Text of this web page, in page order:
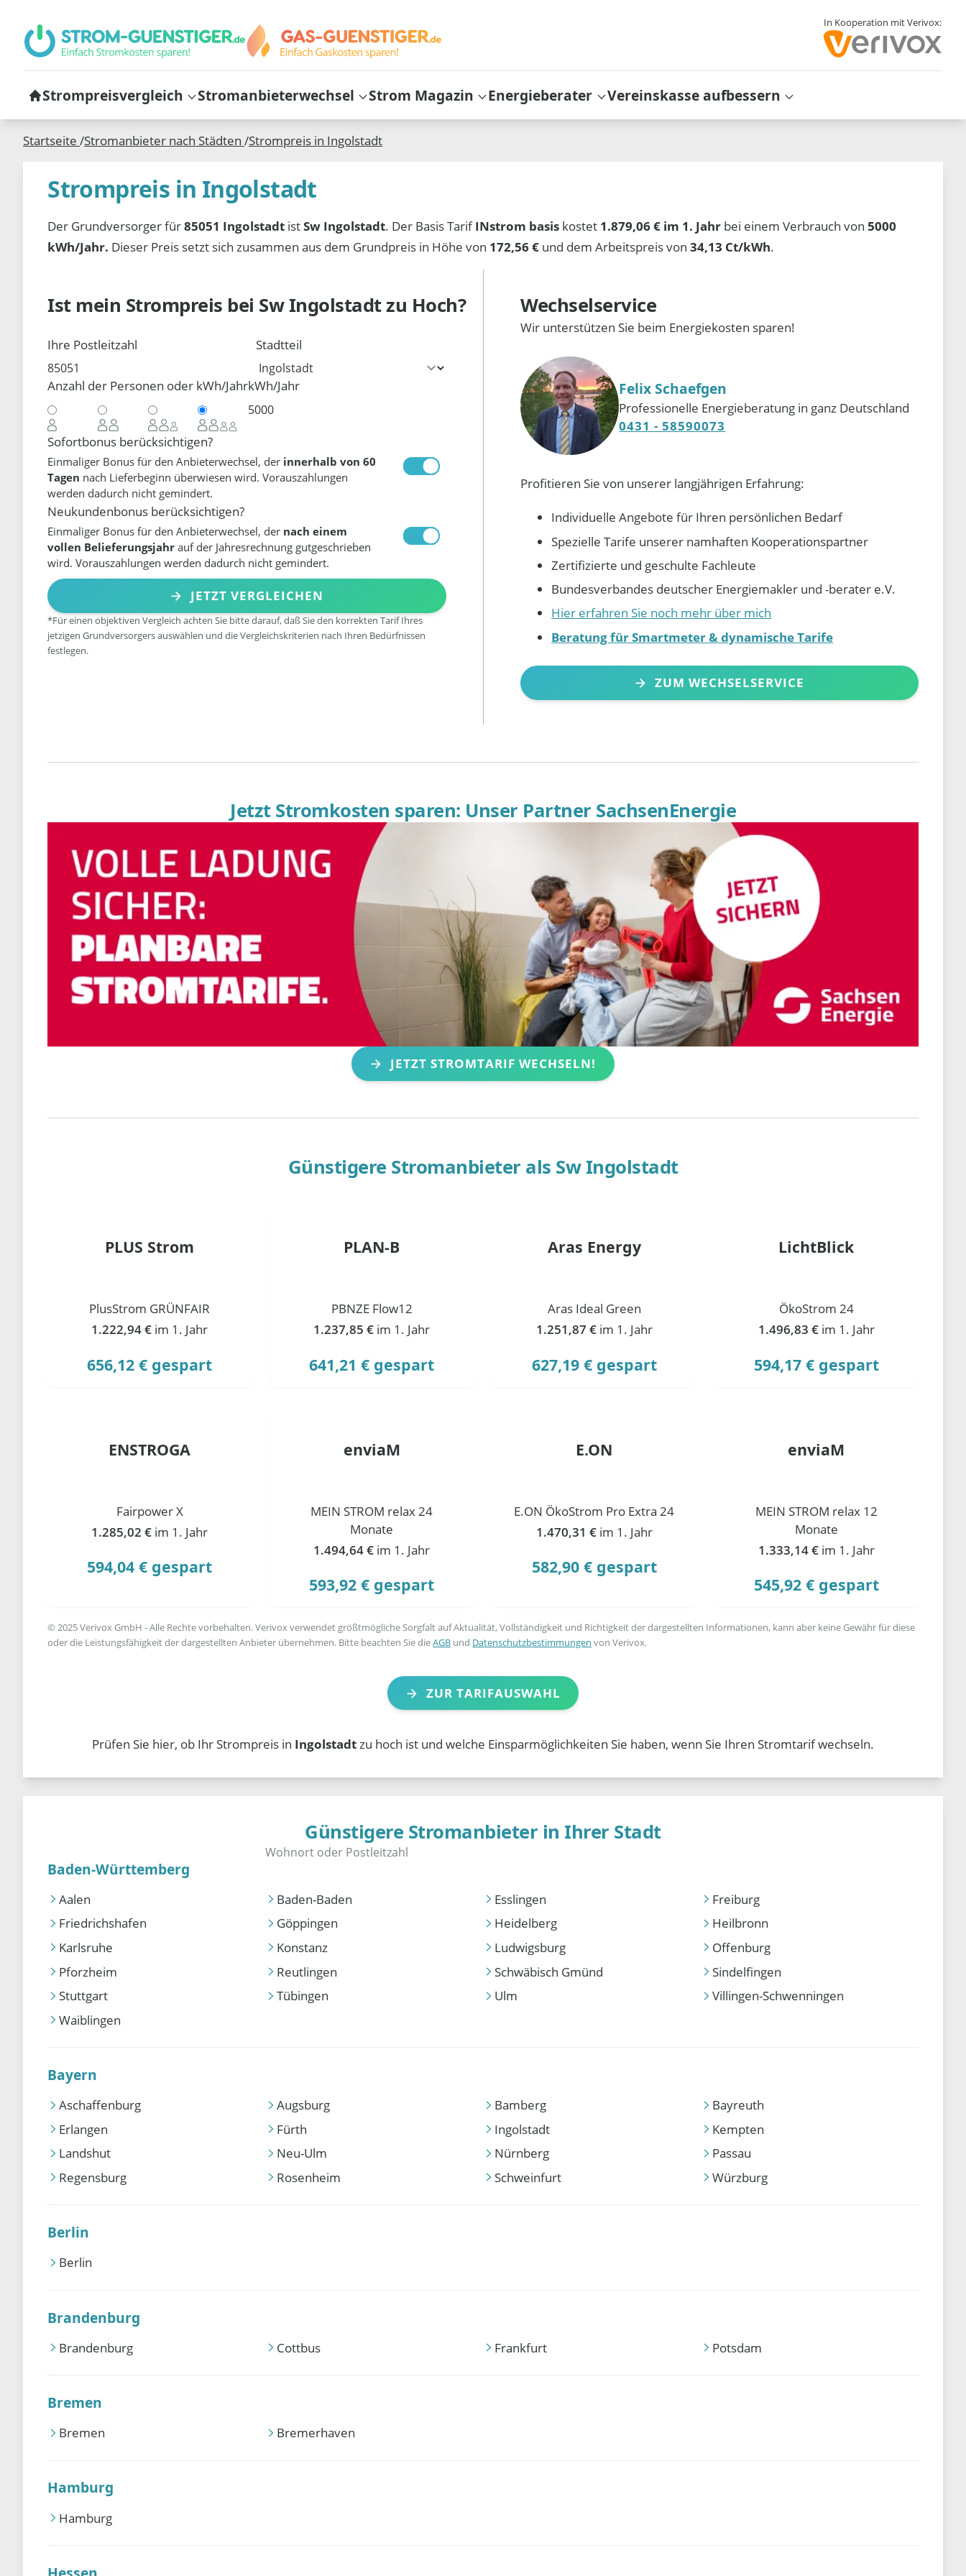
In Kooperation mit Verivox:
Strompreisvergleich Stromanbieterwechsel Strom Magazin Energieberater Vereinskasse aufbessern
Startseite /Stromanbieter nach Städten /Strompreis in Ingolstadt
Strompreis in Ingolstadt
Der Grundversorger für85051 Ingolstadt istSw Ingolstadt. Der Basis TarifINstrom basis kostet 1.879,06 € im 1. Jahr bei einem Verbrauch von5000
kWh/Jahr. Dieser Preis setzt sich zusammen aus dem Grundpreis in Höhe von 172,56 € und dem Arbeitspreis von34,13 Ct/kWh.
Ist mein Strompreis bei Sw Ingolstadtzu Hoch?
Ihre Postleitzahl Stadtteil
Anzahl der Personen oder kWh/JahrkWh/Jahr
Sofortbonus berücksichtigen?
Einmaliger Bonus für den Anbieterwechsel, der innerhalb von 60
Tagen nach Lieferbeginn überwiesen wird. Vorauszahlungen
werden dadurch nicht gemindert.
Neukundenbonus berücksichtigen?
Einmaliger Bonus für den Anbieterwechsel, der nach einem
vollen Belieferungsjahr auf der Jahresrechnung gutgeschrieben
wird. Vorauszahlungen werden dadurch nicht gemindert.
JETZT VERGLEICHEN
*Für einen objektiven Vergleich achten Sie bitte darauf, daß Sie den korrekten Tarif Ihres
jetzigen Grundversorgers auswählen und die Vergleichskriterien nach Ihren Bedürfnissen
festlegen.
Wechselservice
Wir unterstützen Sie beim Energiekosten sparen!
Felix Schaefgen
Professionelle Energieberatung in ganz Deutschland
0431 - 58590073
Profitieren Sie von unserer langjährigen Erfahrung:
Individuelle Angebote für Ihren persönlichen Bedarf
Spezielle Tarife unserer namhaften Kooperationspartner
Zertifizierte und geschulte Fachleute
Bundesverbandes deutscher Energiemakler und -berater e.V.
Hier erfahren Sie noch mehr über mich
Beratung für Smartmeter & dynamische Tarife
ZUM WECHSELSERVICE
Jetzt Stromkosten sparen: Unser Partner SachsenEnergie
JETZT STROMTARIF WECHSELN!
Günstigere Stromanbieter als Sw Ingolstadt
PLUS Strom
PlusStrom GRÜNFAIR
1.222,94 € im 1. Jahr
656,12 € gespart
PLAN-B
PBNZE Flow12
1.237,85 € im 1. Jahr
641,21 € gespart
Aras Energy
Aras Ideal Green
1.251,87 € im 1. Jahr
627,19 € gespart
LichtBlick
ÖkoStrom 24
1.496,83 € im 1. Jahr
594,17 € gespart
ENSTROGA
Fairpower X
1.285,02 € im 1. Jahr
594,04 € gespart
enviaM
MEIN STROM relax 24
Monate
1.494,64 € im 1. Jahr
593,92 € gespart
E.ON
E.ON ÖkoStrom Pro Extra 24
1.470,31 € im 1. Jahr
582,90 € gespart
enviaM
MEIN STROM relax 12
Monate
1.333,14 € im 1. Jahr
545,92 € gespart
© 2025 Verivox GmbH - Alle Rechte vorbehalten. Verivox verwendet größtmögliche Sorgfalt auf Aktualität, Vollständigkeit und Richtigkeit der dargestellten Informationen, kann aber keine Gewähr für diese
oder die Leistungsfähigkeit der dargestellten Anbieter übernehmen. Bitte beachten Sie dieAGB und Datenschutzbestimmungen von Verivox.
ZUR TARIFAUSWAHL
Prüfen Sie hier, ob Ihr Strompreis in Ingolstadtzu hoch ist und welche Einsparmöglichkeiten Sie haben, wenn Sie Ihren Stromtarif wechseln.
Günstigere Stromanbieter in Ihrer Stadt
Baden-Württemberg
Aalen Baden-Baden Esslingen
Freiburg
Friedrichshafen
Göppingen Heidelberg
Heilbronn
Karlsruhe
Konstanz Ludwigsburg
Offenburg
Pforzheim
Reutlingen Schwäbisch Gmünd
Sindelfingen
Stuttgart
Tübingen Ulm
Villingen-Schwenningen
Waiblingen
Bayern
Aschaffenburg Augsburg Bamberg
Bayreuth
Erlangen
Fürth Ingolstadt
Kempten
Landshut
Neu-Ulm Nürnberg
Passau
Regensburg
Rosenheim Schweinfurt Würzburg
Berlin
Berlin
Brandenburg
Brandenburg Cottbus Frankfurt Potsdam
Bremen
Bremen Bremerhaven
Hamburg
Hamburg